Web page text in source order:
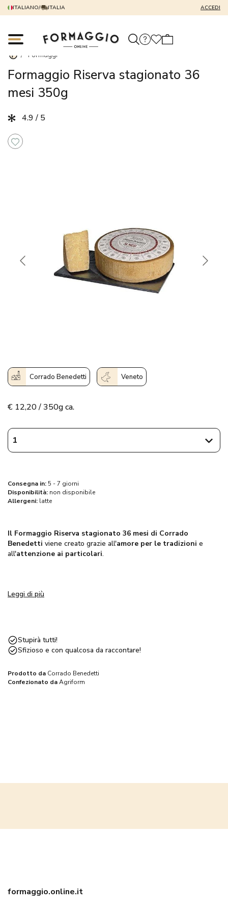
ITALIANO/ ITALIA ACCEDI
/ Formaggi
Formaggio Riserva stagionato 36
mesi 350g
4.9 / 5
Corrado Benedetti Veneto
€ 12,20 / 350g ca.
Consegna in: 5 - 7 giorni
Disponibilità: non disponibile
Allergeni: latte
Il Formaggio Riserva stagionato 36 mesi di Corrado
Benedetti viene creato grazie all'amore per le tradizioni e
all'attenzione ai particolari.
laboratorio. È qui che inizia la vera avventura: la
La Cura del Formaggio
Leggi di più
Stupirà tutti!
Sfizioso e con qualcosa da raccontare!
Prodotto da Corrado Benedetti
Confezionato daAgriform
formaggio.online.it